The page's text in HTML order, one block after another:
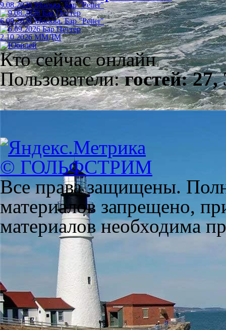
9.08.2026 Москва, Бар "Petter"
6.09.2026 Москва, Бар "Petter"
2.10.2026 ММДМ
Кто сейчас онлайн
Пользователи:гостей: 27,
© ГОЛЬФСТРИМ
Все права защищены.
материалов запрещено,
материалов необходима